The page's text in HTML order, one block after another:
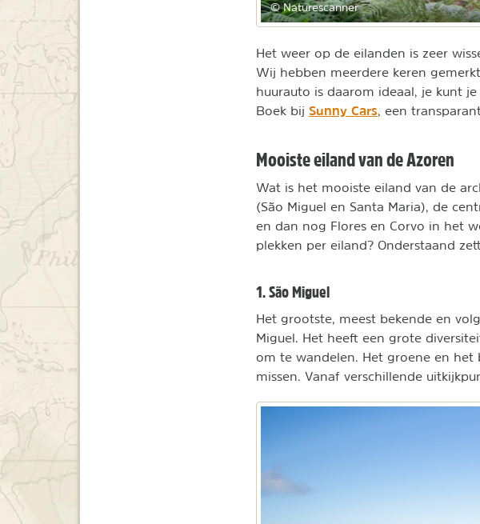
© Naturescanner
Het weer op de eilanden is zeer
Wij hebben meerdere keren
huurauto is daarom ideaal, je kunt
Boek bij Sunny Cars , een
Mooiste eiland van de Azoren
Wat is het mooiste eiland van de
(São Miguel en Santa Maria), de
en dan nog Flores en Corvo in het
plekken per eiland? Onderstaand
1. São Miguel
Het grootste, meest bekende en
Miguel. Het heeft een grote
om te wandelen. Het groene en het
missen . Vanaf verschillende